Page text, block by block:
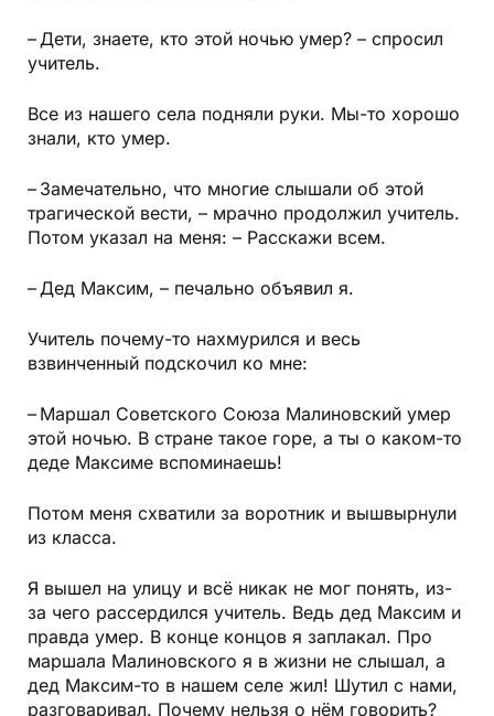
– Дети, знаете, кто этой ночью умер? – спросил
учитель.
Все из нашего села подняли руки. Мы-то хорошо
знали, кто умер.
– Замечательно, что многие слышали об этой
трагической вести, – мрачно продолжил учитель.
Потом указал на меня: – Расскажи всем.
– Дед Максим, – печально объявил я.
Учитель почему-то нахмурился и весь
взвинченный подскочил ко мне:
– Маршал Советского Союза Малиновский умер
этой ночью. В стране такое горе, а ты о каком-то
деде Максиме вспоминаешь!
Потом меня схватили за воротник и вышвырнули
из класса.
Я вышел на улицу и всё никак не мог понять, из-
за чего рассердился учитель. Ведь дед Максим и
правда умер. В конце концов я заплакал. Про
маршала Малиновского я в жизни не слышал, а
дед Максим-то в нашем селе жил! Шутил с нами,
разговаривал. Почему нельзя о нём говорить?